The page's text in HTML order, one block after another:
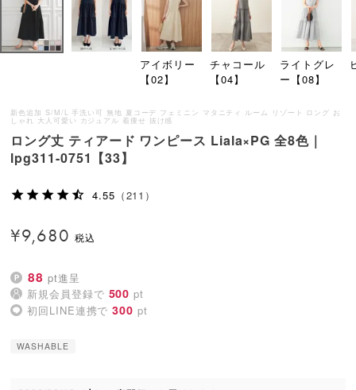
アイボリー
【02】
チャコール
【04】
ライトグレ
ー【08】
新色追加 S/M/L 手洗い可 無地 夏コーデ フェミニン マタニティ ルーム リゾート ロング お
しゃれ 大人可愛い カジュアル 着痩せ 抜け感
ロング丈 ティアード ワンピース Liala×PG 全8色｜
lpg311-0751【33】
4.55 （211）
¥9,680
88 pt進呈
新規会員登録で 500 pt
初回LINE連携で 300 pt
WASHABLE